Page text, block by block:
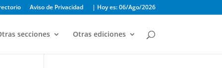
Aviso de Privacidad | Hoy es: 06/Ago/2026
secciones Otras ediciones